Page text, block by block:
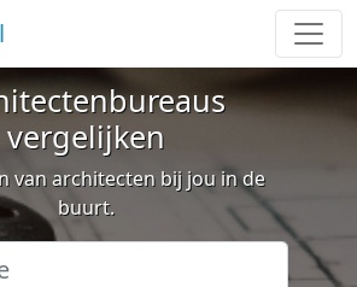
vergelijken
van architecten bij jou in de
buurt.